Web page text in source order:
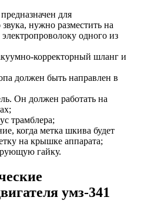
для
нужно разместить на
одного из
корректорный шланг и
должен быть направлен в
Он должен работать на
трамблера;
когда метка шкива будет
на крышке аппарата;
гайку.
умз-341